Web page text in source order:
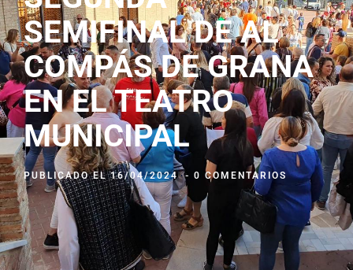
SEMIFINAL DE AL
COMPÁS DE GRANA
EN EL TEATRO
MUNICIPAL
PUBLICADO EL16/04/2024 - 0 COMENTARIOS